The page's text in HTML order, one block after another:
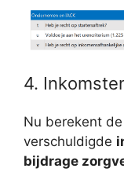
4.
Nu berekent
verschuldigde
bijdrage